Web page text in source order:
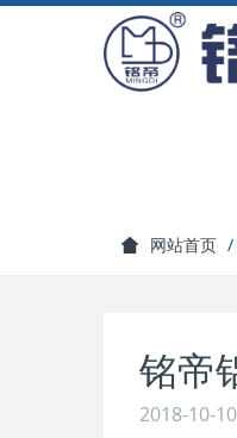
网站首页
铭帝
2018-10-